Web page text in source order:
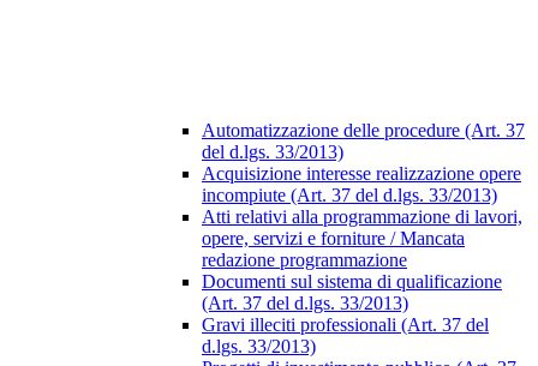
Automatizzazione delle procedure (Art. 37
del d.lgs. 33/2013)
Acquisizione interesse realizzazione opere
incompiute (Art. 37 del d.lgs. 33/2013)
Atti relativi alla programmazione di lavori,
opere, servizi e forniture / Mancata
redazione programmazione
Documenti sul sistema di qualificazione
(Art. 37 del d.lgs. 33/2013)
Gravi illeciti professionali (Art. 37 del
d.lgs. 33/2013)